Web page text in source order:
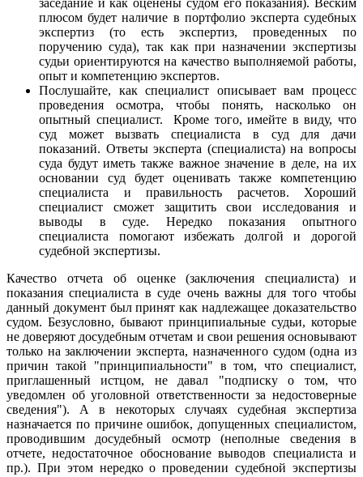
заседание и как оценены судом его показания). Веским
плюсом будет наличие в портфолио эксперта судебных
экспертиз (то есть экспертиз, проведенных по
поручению суда), так как при назначении экспертизы
судьи ориентируются на качество выполняемой работы,
опыт и компетенцию экспертов.
Послушайте, как специалист описывает вам процесс
проведения осмотра, чтобы понять, насколько он
опытный специалист. Кроме того, имейте в виду, что
суд может вызвать специалиста в суд для дачи
показаний. Ответы эксперта (специалиста) на вопросы
суда будут иметь также важное значение в деле, на их
основании суд будет оценивать также компетенцию
специалиста и правильность расчетов. Хороший
специалист сможет защитить свои исследования и
выводы в суде. Нередко показания опытного
специалиста помогают избежать долгой и дорогой
судебной экспертизы.
Качество отчета об оценке (заключения специалиста) и
показания специалиста в суде очень важны для того чтобы
данный документ был принят как надлежащее доказательство
судом. Безусловно, бывают принципиальные судьи, которые
не доверяют досудебным отчетам и свои решения основывают
только на заключении эксперта, назначенного судом (одна из
причин такой "принципиальности" в том, что специалист,
приглашенный истцом, не давал "подписку о том, что
уведомлен об уголовной ответственности за недостоверные
сведения"). А в некоторых случаях судебная экспертиза
назначается по причине ошибок, допущенных специалистом,
проводившим досудебный осмотр (неполные сведения в
отчете, недостаточное обоснование выводов специалиста и
пр.). При этом нередко о проведении судебной экспертизы